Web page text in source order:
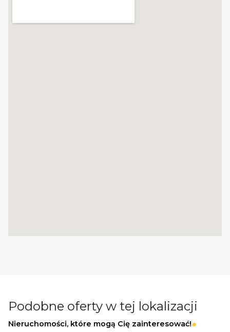
Podobne oferty w tej lokalizacji
Nieruchomości, które mogą Cię zainteresować!